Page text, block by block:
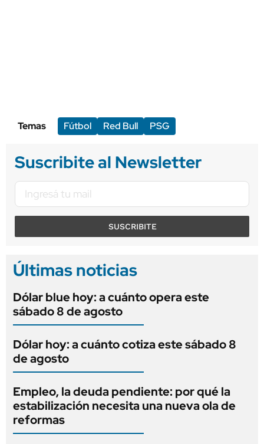
Temas Fútbol Red Bull PSG
Suscribite al Newsletter
SUSCRIBITE
Últimas noticias
Dólar blue hoy: a cuánto opera este
sábado 8 de agosto
Dólar hoy: a cuánto cotiza este sábado 8
de agosto
Empleo, la deuda pendiente: por qué la
estabilización necesita una nueva ola de
reformas